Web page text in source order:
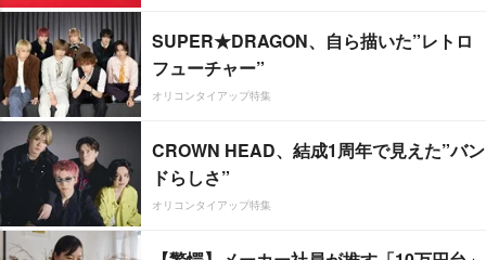
SUPER★DRAGON、自ら描いた”レトロ
フューチャー”
オリコンタイアップ特集
CROWN HEAD、結成1周年で見えた”バン
ドらしさ”
オリコンタイアップ特集